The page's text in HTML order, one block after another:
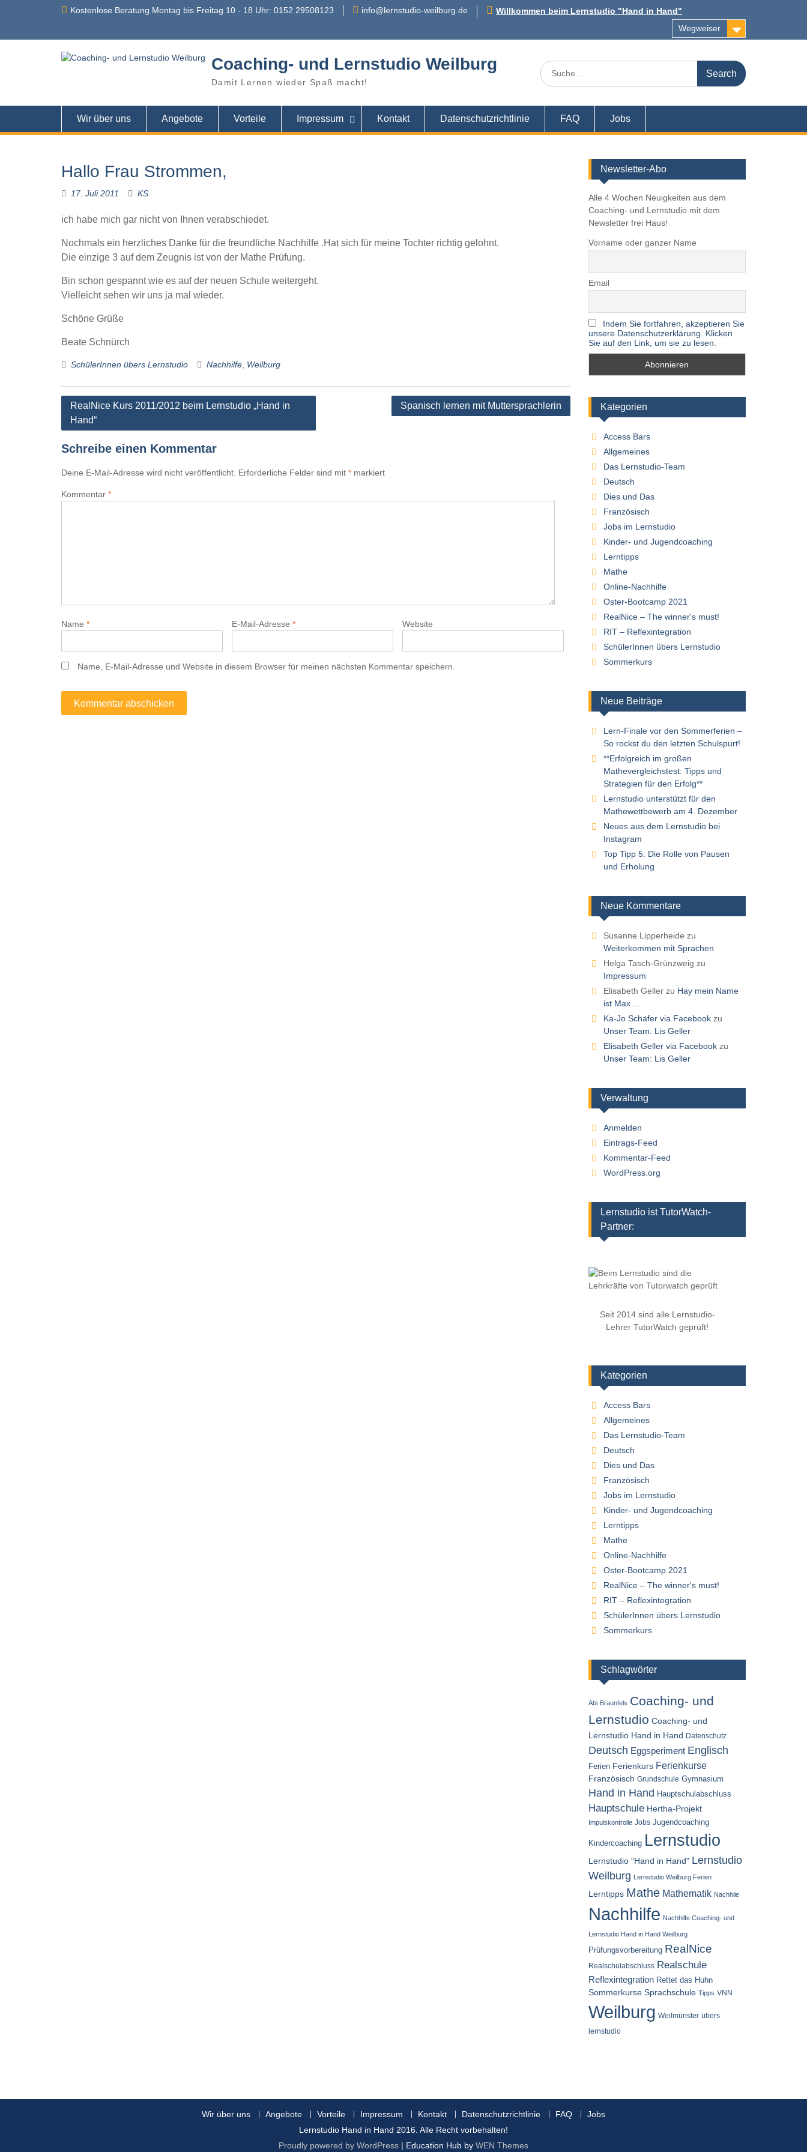
Kostenlose Beratung Montag bis Freitag 10 - 18 Uhr: 0152 29508123 info@lernstudio-weilburg.de
Willkommen beim Lernstudio "Hand in Hand"
Wegweiser
Coaching- und Lernstudio Weilburg
Damit Lernen wieder Spaß macht!
Search
for:
Wir über uns Angebote Vorteile Impressum Kontakt Datenschutzrichtlinie FAQ Jobs
Hallo Frau Strommen,
17. Juli 2011 KS
ich habe mich gar nicht von Ihnen verabschiedet.
Nochmals ein herzliches Danke für die freundliche Nachhilfe .Hat sich für meine Tochter richtig gelohnt.
Die einzige 3 auf dem Zeugnis ist von der Mathe Prüfung.
Bin schon gespannt wie es auf der neuen Schule weitergeht.
Vielleicht sehen wir uns ja mal wieder.
Schöne Grüße
Beate Schnürch
SchülerInnen übers Lernstudio Nachhilfe Weilburg
Beitragsnavigation
RealNice Kurs 2011/2012 beim Lernstudio „Hand in
Hand“
Spanisch lernen mit Muttersprachlerin
Schreibe einen Kommentar
Deine E-Mail-Adresse wird nicht veröffentlicht. Erforderliche Felder sind mit * markiert
Kommentar *
Name * E-Mail-Adresse * Website
Name, E-Mail-Adresse und Website in diesem Browser für meinen nächsten Kommentar speichern.
Newsletter-Abo
Alle 4 Wochen Neuigkeiten aus dem
Coaching- und Lernstudio mit dem
Newsletter frei Haus!
Vorname oder ganzer Name
Email
Indem Sie fortfahren, akzeptieren Sie
unsere Datenschutzerklärung. Klicken
Sie auf den Link, um sie zu lesen.
Kategorien
Access Bars
Allgemeines
Das Lernstudio-Team
Deutsch
Dies und Das
Französisch
Jobs im Lernstudio
Kinder- und Jugendcoaching
Lerntipps
Mathe
Online-Nachhilfe
Oster-Bootcamp 2021
RealNice – The winner's must!
RIT – Reflexintegration
SchülerInnen übers Lernstudio
Sommerkurs
Neue Beiträge
Lern-Finale vor den Sommerferien –
So rockst du den letzten Schulspurt!
**Erfolgreich im großen
Mathevergleichstest: Tipps und
Strategien für den Erfolg**
Lernstudio unterstützt für den
Mathewettbewerb am 4. Dezember
Neues aus dem Lernstudio bei
Instagram
Top Tipp 5: Die Rolle von Pausen
und Erholung
Neue Kommentare
Susanne Lipperheide zu
Weiterkommen mit Sprachen
Helga Tasch-Grünzweig zu
Impressum
Elisabeth Gellerzu Hay mein Name
ist Max …
Ka-Jo Schäfer via Facebookzu
Unser Team: Lis Geller
Elisabeth Geller via Facebookzu
Unser Team: Lis Geller
Verwaltung
Anmelden
Eintrags-Feed
Kommentar-Feed
WordPress.org
Lernstudio ist TutorWatch-
Partner:
Seit 2014 sind alle Lernstudio-
Lehrer TutorWatch geprüft!
Kategorien
Access Bars
Allgemeines
Das Lernstudio-Team
Deutsch
Dies und Das
Französisch
Jobs im Lernstudio
Kinder- und Jugendcoaching
Lerntipps
Mathe
Online-Nachhilfe
Oster-Bootcamp 2021
RealNice – The winner's must!
RIT – Reflexintegration
SchülerInnen übers Lernstudio
Sommerkurs
Schlagwörter
Abi Braunfels Coaching- und
Lernstudio Coaching- und
Lernstudio Hand in Hand Datenschutz
Deutsch Eggsperiment Englisch
Ferien Ferienkurs Ferienkurse
Französisch Grundschule Gymnasium
Hand in Hand Hauptschulabschluss
Hauptschule Hertha-Projekt
Impulskontrolle Jobs Jugendcoaching
Kindercoaching Lernstudio
Lernstudio "Hand in Hand" Lernstudio
Weilburg Lernstudio Weilburg Ferien
Lerntipps Mathe Mathematik Nachhile
Nachhilfe Nachhilfe Coaching- und
Lernstudio Hand in Hand Weilburg
Prüfungsvorbereitung RealNice
Realschulabschluss Realschule
Reflexintegration Rettet das Huhn
Sommerkurse Sprachschule Tipps VNN
Weilburg Weilmünster übers
lernstudio
Wir über uns Angebote Vorteile Impressum Kontakt Datenschutzrichtlinie FAQ
Jobs
Lernstudio Hand in Hand 2016. Alle Recht vorbehalten!
Proudly powered by WordPress | Education Hub by WEN Themes